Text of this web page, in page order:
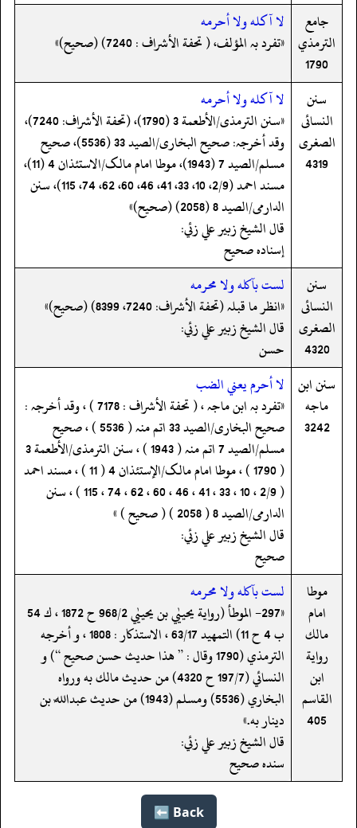
جامع
الترمذي
1790
لا آكله ولا أحرمه
«تفرد بہ المؤلف، ( تحفة الأشراف : 7240) (صحیح)»
سنن
النسائى
الصغرى
4319
لا آكله ولا أحرمه
«سنن الترمذی/الأطعمة 3 (1790)، (تحفة الأشراف: 7240)،
وقد أخرجہ: صحیح البخاری/الصید 33 (5536)، صحیح
مسلم/الصید 7 (1943)، موطا امام مالک/الاستئذان 4 (11)،
مسند احمد (2/9، 10، 33، 41، 46، 60، 62، 74، 115)، سنن
الدارمی/الصید 8 (2058) (صحیح)»
قال الشيخ زبير علي زئي:
إسناده صحيح
سنن
النسائى
الصغرى
4320
لست بآكله ولا محرمه
«انظر ما قبلہ (تحفة الأشراف: 7240، 8399) (صحیح)»
قال الشيخ زبير علي زئي:
حسن
سنن ابن
ماجه
3242
لا أحرم يعني الضب
«تفرد بہ ابن ماجہ ، ( تحفة الأشراف : 7178 ) ، وقد أخرجہ :
صحیح البخاری/الصید 33 اتم منہ ( 5536 ) ، صحیح
مسلم/الصید 7 اتم منہ ( 1943 ) ، سنن الترمذی/الأطعمة 3
( 1790 ) ، موطا امام مالک/الإستئذان 4 ( 11 ) ، مسند احمد
( 2/9 ، 10 ، 33 ، 41 ، 46 ، 60 ، 62 ، 74 ، 115 ) ، سنن
الدارمی/الصید 8 ( 2058 ) ( صحیح ) »
قال الشيخ زبير علي زئي:
صحيح
موطا
امام
مالك
رواية
ابن
القاسم
405
لست بآكله ولا محرمه
«297- الموطأ (رواية يحييٰي بن يحييٰي 968/2 ح 1872 ، ك 54
ب 4 ح 11) التمهيد 63/17 ، الاستذكار : 1808 ، و أخرجه
الترمذي (1790 وقال : ” هذا حديث حسن صحيح “) و
النسائي (197/7 ح 4320) من حديث مالك به ورواه
البخاري (5536) ومسلم (1943) من حديث عبداللٰه بن
دينار به.»
قال الشيخ زبير علي زئي:
سنده صحيح
Back ⬅️